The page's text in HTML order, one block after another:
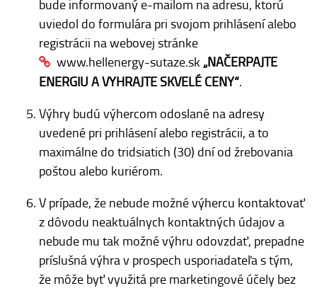
bude informovaný e-mailom na adresu, ktorú
uviedol do formulára pri svojom prihlásení alebo
registrácii na webovej stránke
www.hellenergy-sutaze.sk „NAČERPAJTE
ENERGIU A VYHRAJTE SKVELÉ CENY“.
Výhry budú výhercom odoslané na adresy
uvedené pri prihlásení alebo registrácii, a to
maximálne do tridsiatich (30) dní od žrebovania
poštou alebo kuriérom.
V prípade, že nebude možné výhercu kontaktovať
z dôvodu neaktuálnych kontaktných údajov a
nebude mu tak možné výhru odovzdať, prepadne
príslušná výhra v prospech usporiadateľa s tým,
že môže byť využitá pre marketingové účely bez